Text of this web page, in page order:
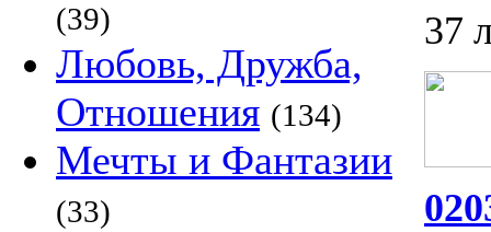
(39)
Любовь, Дружба,
Отношения (134)
Мечты и Фантазии
(33)
37